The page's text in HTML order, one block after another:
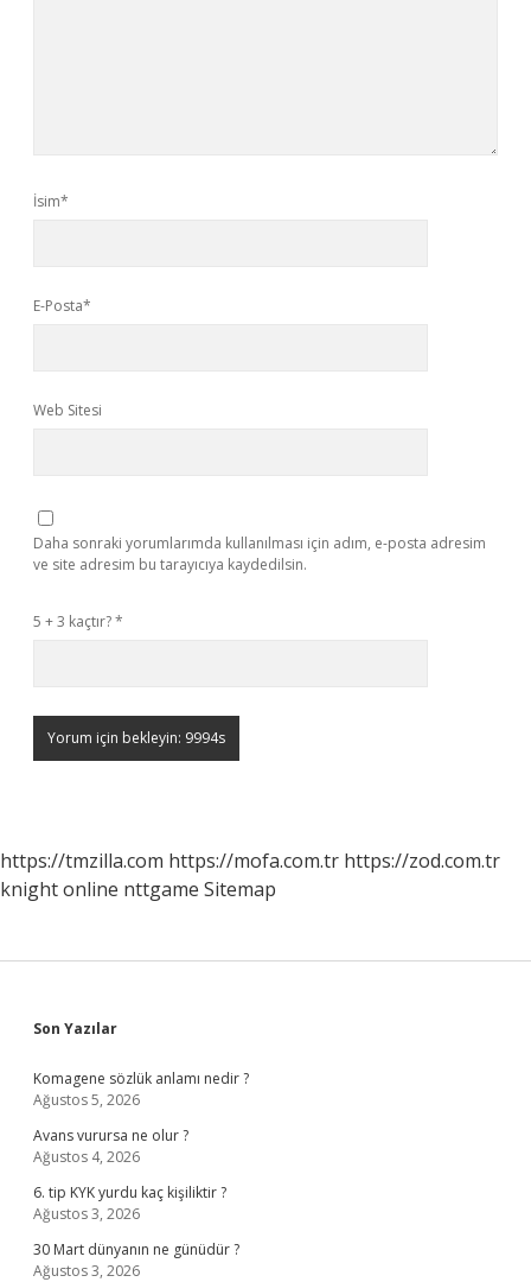
İsim*
E-Posta*
Web Sitesi
Daha sonraki yorumlarımda kullanılması için adım, e-posta adresim
ve site adresim bu tarayıcıya kaydedilsin.
5 + 3 kaçtır?*
https://tmzilla.com https://mofa.com.tr https://zod.com.tr
knight online nttgame Sitemap
Sidebar
Son Yazılar
Komagene sözlük anlamı nedir ?
Ağustos 5, 2026
Avans vurursa ne olur ?
Ağustos 4, 2026
6. tip KYK yurdu kaç kişiliktir ?
Ağustos 3, 2026
30 Mart dünyanın ne günüdür ?
Ağustos 3, 2026